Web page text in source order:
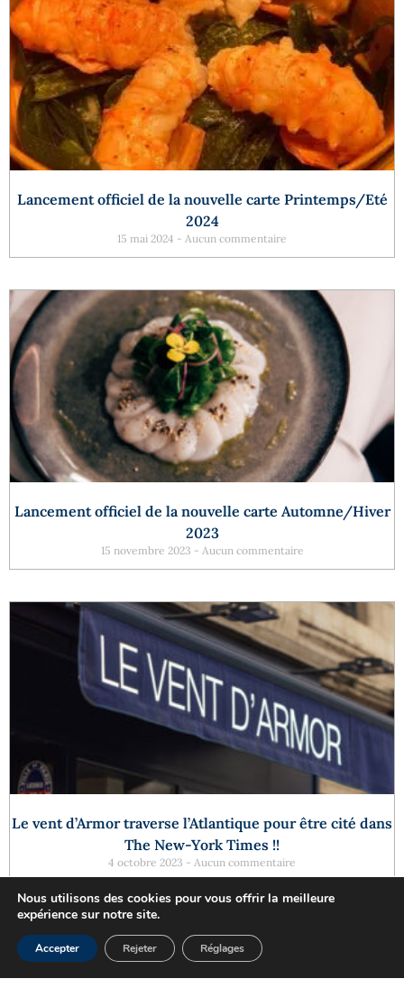
Lancement officiel de la nouvelle carte Printemps/Eté
2024
15 mai 2024 Aucun commentaire
Lancement officiel de la nouvelle carte Automne/Hiver
2023
15 novembre 2023 Aucun commentaire
Le vent d’Armor traverse l’Atlantique pour être cité dans
The New-York Times !!
4 octobre 2023 Aucun commentaire
25 Quai de la Tournelle, 75005 Paris - Tél. 01 46 34 50 99
Réserver maintenant
Nous utilisons des cookies pour vous offrir la meilleure
expérience sur notre site.
Accepter Rejeter Réglages